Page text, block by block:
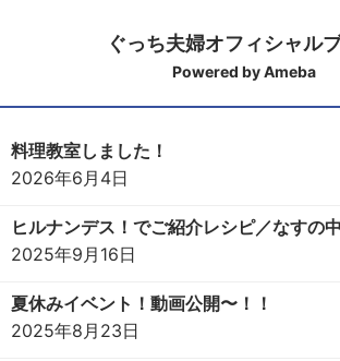
ぐっち夫婦オフィシャル
Powered by Ameba
料理教室しました！
2026年6月4日
ヒルナンデス！でご紹介レシピ／なすの
2025年9月16日
夏休みイベント！動画公開〜！！
2025年8月23日